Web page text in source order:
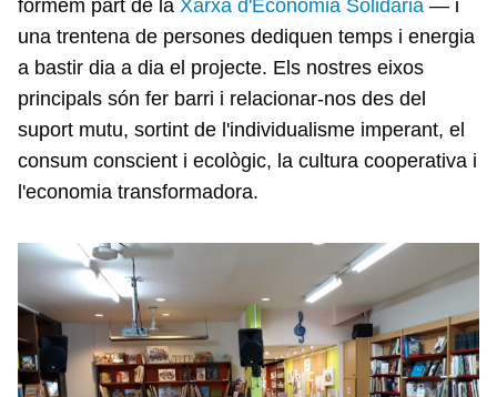
formem part de la Xarxa d'Economia Solidària — i
una trentena de persones dediquen temps i energia
a bastir dia a dia el projecte. Els nostres eixos
principals són fer barri i relacionar-nos des del
suport mutu, sortint de l'individualisme imperant, el
consum conscient i ecològic, la cultura cooperativa i
l'economia transformadora.